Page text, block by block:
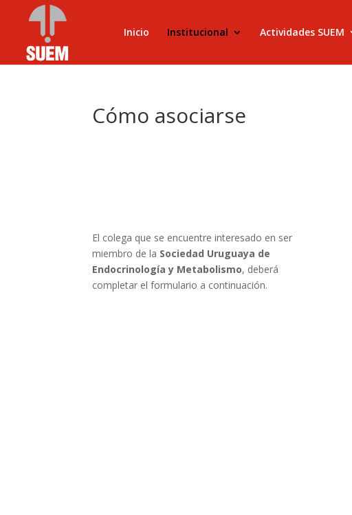
Inicio Institucional Actividades SUEM
Cómo asociarse
El colega que se encuentre interesado en ser
miembro de la Sociedad Uruguaya de
Endocrinología y Metabolismo, deberá
completar el formulario a continuación.